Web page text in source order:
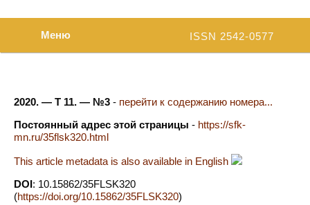
ISSN 2542-0577
Меню
2020. — Т 11. — №3 - перейти к содержанию номера...
Постоянный адрес этой страницы - https://sfk-
mn.ru/35flsk320.html
This article metadata is also available in English
DOI: 10.15862/35FLSK320
(https://doi.org/10.15862/35FLSK320)